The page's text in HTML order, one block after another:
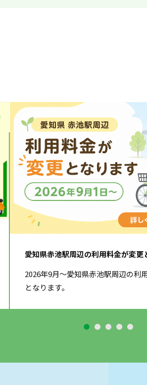
愛知県赤池駅周辺の利用料金が変更
2026年9月～愛知県赤池駅周辺の利
となります。